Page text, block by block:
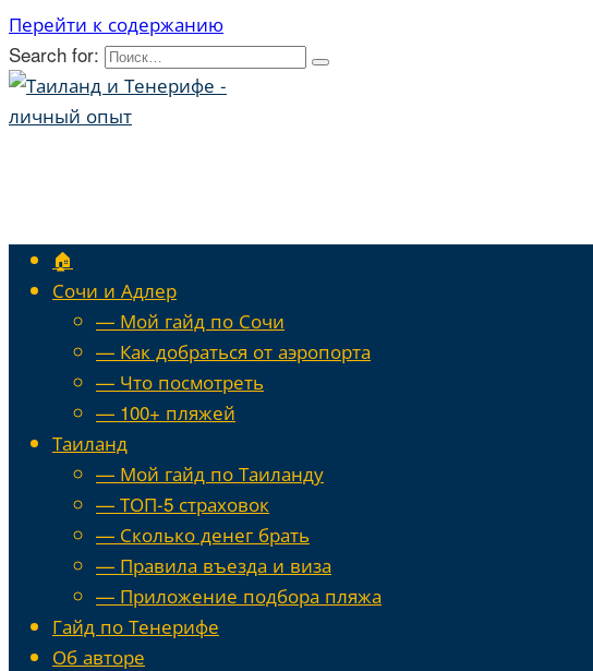
Перейти к содержанию
Search for:
🏠
Сочи и Адлер
— Мой гайд по Сочи
— Как добраться от аэропорта
— Что посмотреть
— 100+ пляжей
Таиланд
— Мой гайд по Таиланду
— ТОП-5 страховок
— Сколько денег брать
— Правила въезда и виза
— Приложение подбора пляжа
Гайд по Тенерифе
Об авторе